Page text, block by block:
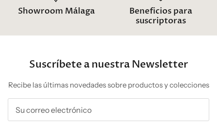
Showroom Málaga
Beneficios para
suscriptoras
Suscríbete a nuestra Newsletter
Recibe las últimas novedades sobre productos y colecciones